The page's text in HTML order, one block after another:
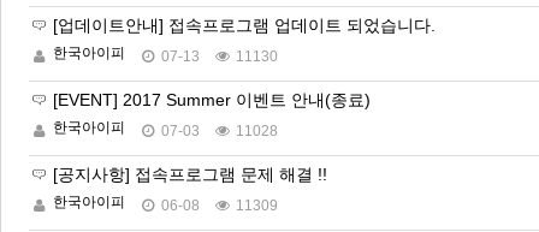
[업데이트안내] 접속프로그램 업데이트 되었습니다.
한국아이피 07-13 11130
[EVENT] 2017 Summer 이벤트 안내(종료)
한국아이피 07-03 11028
[공지사항] 접속프로그램 문제 해결 !!
한국아이피 06-08 11309